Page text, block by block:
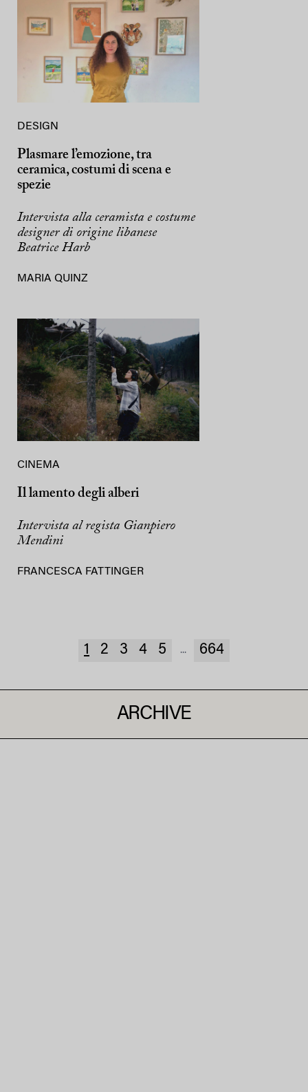
DESIGN
Plasmare l’emozione, tra
ceramica, costumi di scena e
spezie
Intervista alla ceramista e costume
designer di origine libanese
Beatrice Harb
MARIA QUINZ
CINEMA
Il lamento degli alberi
Intervista al regista Gianpiero
Mendini
FRANCESCA FATTINGER
1 2 3 4 5 ... 664
ARCHIVE